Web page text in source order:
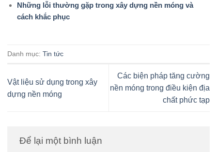
Những lỗi thường gặp trong xây dựng nền móng và
cách khắc phục
Danh mục: Tin tức
Vật liệu sử dụng trong xây
dựng nền móng
Các biện pháp tăng cường
nền móng trong điều kiện địa
chất phức tạp
Để lại một bình luận